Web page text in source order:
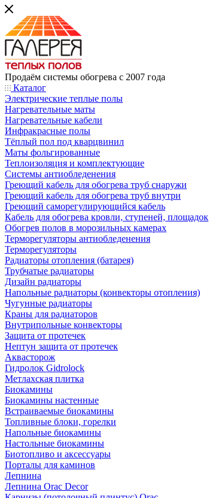
Продаём системы обогрева с 2007 года
Каталог
Электрические теплые полы
Нагревательные маты
Нагревательные кабели
Инфракрасные полы
Тёплый пол под кварцвинил
Маты фольгированные
Теплоизоляция и комплектующие
Системы антиобледенения
Греющий кабель для обогрева труб снаружи
Греющий кабель для обогрева труб внутри
Греющий саморегулирующийся кабель
Кабель для обогрева кровли, ступеней, площадок
Обогрев полов в морозильных камерах
Терморегуляторы антиобледенения
Терморегуляторы
Радиаторы отопления (батарея)
Трубчатые радиаторы
Дизайн радиаторы
Напольные радиаторы (конвекторы отопления)
Чугунные радиаторы
Краны для радиаторов
Внутрипольные конвекторы
Защита от протечек
Нептун защита от протечек
Аквасторож
Гидролок Gidrolock
Метлахская плитка
Биокамины
Биокамины настенные
Встраиваемые биокамины
Топливные блоки, горелки
Напольные биокамины
Настольные биокамины
Биотопливо и аксессуары
Порталы для каминов
Лепнина
Лепнина Orac Decor